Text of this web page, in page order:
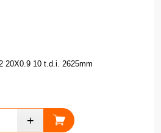
20X0.9 10 t.d.i. 2625mm